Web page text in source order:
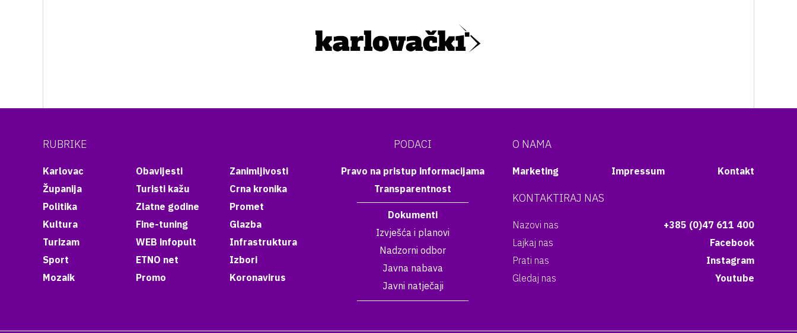
RUBRIKE
Karlovac
Županija
Politika
Kultura
Turizam
Sport
Mozaik
Obavijesti
Turisti kažu
Zlatne godine
Fine-tuning
WEB infopult
ETNO net
Promo
Zanimljivosti
Crna kronika
Promet
Glazba
Infrastruktura
Izbori
Koronavirus
PODACI
Pravo na pristup informacijama
Transparentnost
Dokumenti
Izvješća i planovi
Nadzorni odbor
Javna nabava
Javni natječaji
O NAMA
Marketing Impressum Kontakt
KONTAKTIRAJ NAS
Nazovi nas
+385 (0)47 611 400
Lajkaj nas
Facebook
Prati nas
Instagram
Gledaj nas
Youtube